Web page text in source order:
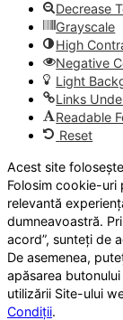
Decrease
Grayscale
High
Negative
Light
Links
Readable
Reset
Acest site
Folosim cookie-uri
relevantă
dumneavoastră.
acord”, sunteți de
De asemenea,
apăsarea butonului
utilizării Site-ului
Condiții.